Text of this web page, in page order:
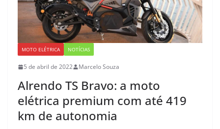
MOTO ELÉTRICA NOTÍCIAS
5 de abril de 2022 Marcelo Souza
Alrendo TS Bravo: a moto
elétrica premium com até 419
km de autonomia